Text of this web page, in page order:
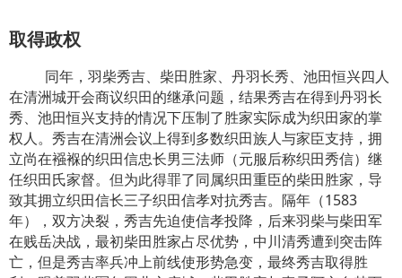
取得政权
同年，羽柴秀吉、柴田胜家、丹羽长秀、池田恒兴四人
在清洲城开会商议织田的继承问题，结果秀吉在得到丹羽长
秀、池田恒兴支持的情况下压制了胜家实际成为织田家的掌
权人。秀吉在清洲会议上得到多数织田族人与家臣支持，拥
立尚在襁褓的织田信忠长男三法师（元服后称织田秀信）继
任织田氏家督。但为此得罪了同属织田重臣的柴田胜家，导
致其拥立织田信长三子织田信孝对抗秀吉。隔年（1583
年），双方决裂，秀吉先迫使信孝投降，后来羽柴与柴田军
在贱岳决战，最初柴田胜家占尽优势，中川清秀遭到突击阵
亡，但是秀吉率兵冲上前线使形势急变，最终秀吉取得胜